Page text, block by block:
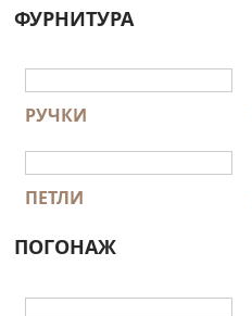
ФУРНИТУРА
РУЧКИ
ПЕТЛИ
ПОГОНАЖ